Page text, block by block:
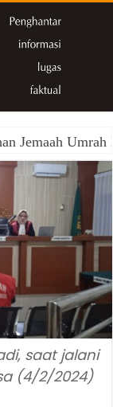
Jemaah
saat jalani
(4/2/2024)